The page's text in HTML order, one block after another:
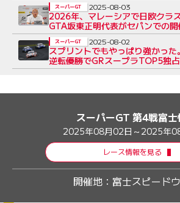
2026年、マレーシアで日欧クラ
GTA坂東正明代表がセパンでの
来季に向けて語る
スーパーGT 2025-08-03
スプリントでもやっぱり強かっ
逆転優勝でGRスープラTOP5独
ス1レポート】
スーパーGT 2025-08-02
スーパーGT 第4戦富
2025年08月02日～2025年
レース情報を見る
開催地： 富士スピード